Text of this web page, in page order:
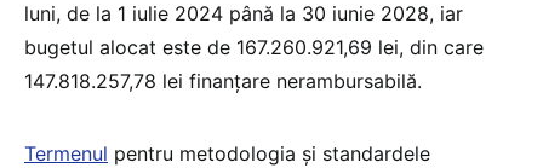
luni, de la 1 iulie 2024 până la 30 iunie 2028, iar
bugetul alocat este de 167.260.921,69 lei, din care
147.818.257,78 lei finanțare nerambursabilă.
Termenul pentru metodologia și standardele